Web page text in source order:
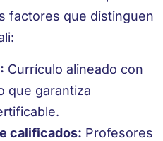
factores que distinguen
Currículo alineado con
que garantiza
calificados: Profesores